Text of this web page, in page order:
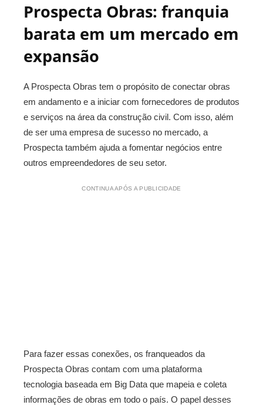
Prospecta Obras: franquia
barata em um mercado em
expansão
A Prospecta Obras tem o propósito de conectar obras
em andamento e a iniciar com fornecedores de produtos
e serviços na área da construção civil. Com isso, além
de ser uma empresa de sucesso no mercado, a
Prospecta também ajuda a fomentar negócios entre
outros empreendedores de seu setor.
CONTINUA APÓS A PUBLICIDADE
Para fazer essas conexões, os franqueados da
Prospecta Obras contam com uma plataforma
tecnologia baseada em Big Data que mapeia e coleta
informações de obras em todo o país. O papel desses